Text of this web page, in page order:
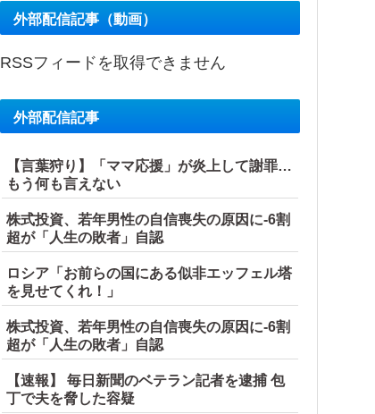
外部配信記事（動画）
RSSフィードを取得できません
外部配信記事
【言葉狩り】「ママ応援」が炎上して謝罪…
もう何も言えない
株式投資、若年男性の自信喪失の原因に-6割
超が「人生の敗者」自認
ロシア「お前らの国にある似非エッフェル塔
を見せてくれ！」
株式投資、若年男性の自信喪失の原因に-6割
超が「人生の敗者」自認
【速報】 毎日新聞のベテラン記者を逮捕 包
丁で夫を脅した容疑